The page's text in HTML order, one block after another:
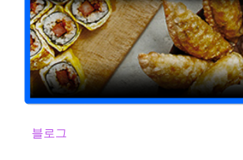
블로그